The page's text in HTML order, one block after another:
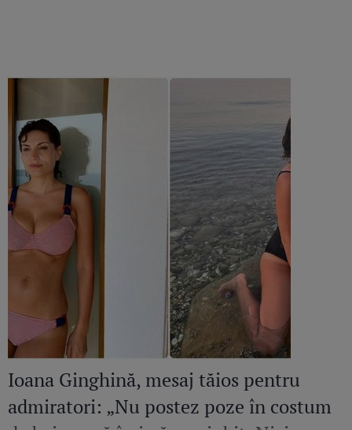
Ioana Ginghină, mesaj tăios pentru
admiratori: „Nu postez poze în costum